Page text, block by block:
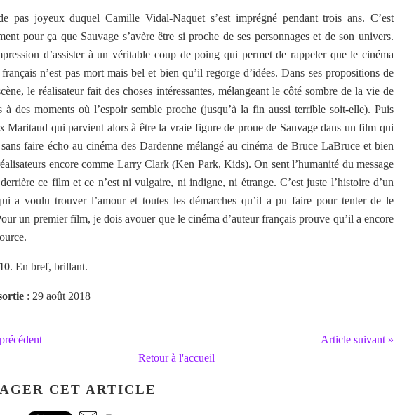
pas joyeux duquel Camille Vidal-Naquet s’est imprégné pendant trois ans. C’est
pour ça que Sauvage s’avère être si proche de ses personnages et de son univers.
d’assister à un véritable coup de poing qui permet de rappeler que le cinéma
n’est pas mort mais bel et bien qu’il regorge d’idées. Dans ses propositions de
le réalisateur fait des choses intéressantes, mélangeant le côté sombre de la vie de
à des moments où l’espoir semble proche (jusqu’à la fin aussi terrible soit-elle). Puis
Maritaud qui parvient alors à être la vraie figure de proue de Sauvage dans un film qui
sans faire écho au cinéma des Dardenne mélangé au cinéma de Bruce LaBruce et bien
encore comme Larry Clark (Ken Park, Kids). On sent l’humanité du message
ce film et ce n’est ni vulgaire, ni indigne, ni étrange. C’est juste l’histoire d’un
a voulu trouver l’amour et toutes les démarches qu’il a pu faire pour tenter de le
un premier film, je dois avouer que le cinéma d’auteur français prouve qu’il a encore
. En bref, brillant.
: 29 août 2018
Article suivant »
Retour à l'accueil
CET ARTICLE